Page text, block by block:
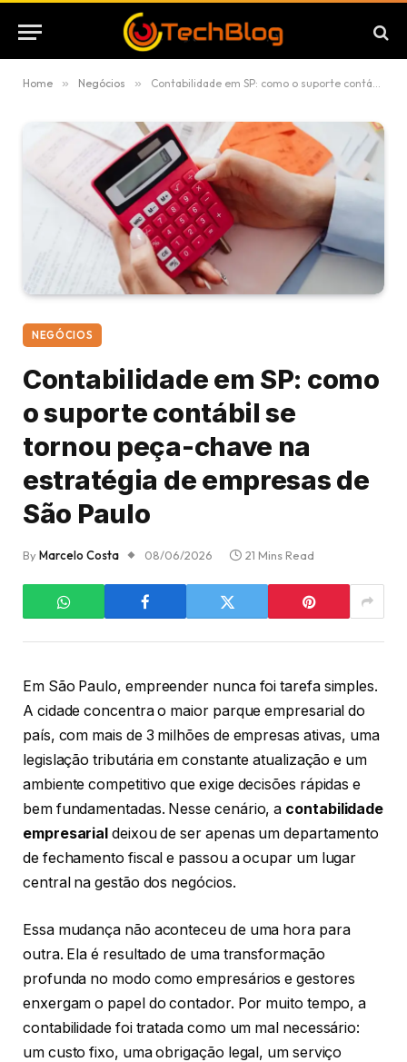
Home » Negócios » Contabilidade em SP: como o suporte contábil se tornou peça-chave na estratégia de empresas de São Paulo
NEGÓCIOS
Contabilidade em SP: como
o suporte contábil se
tornou peça-chave na
estratégia de empresas de
São Paulo
ByMarcelo Costa 08/06/2026 21 Mins Read
Em São Paulo, empreender nunca foi tarefa simples.
A cidade concentra o maior parque empresarial do
país, com mais de 3 milhões de empresas ativas, uma
legislação tributária em constante atualização e um
ambiente competitivo que exige decisões rápidas e
bem fundamentadas. Nesse cenário, a contabilidade
empresarial deixou de ser apenas um departamento
de fechamento fiscal e passou a ocupar um lugar
central na gestão dos negócios.
Essa mudança não aconteceu de uma hora para
outra. Ela é resultado de uma transformação
profunda no modo como empresários e gestores
enxergam o papel do contador. Por muito tempo, a
contabilidade foi tratada como um mal necessário:
um custo fixo, uma obrigação legal, um serviço